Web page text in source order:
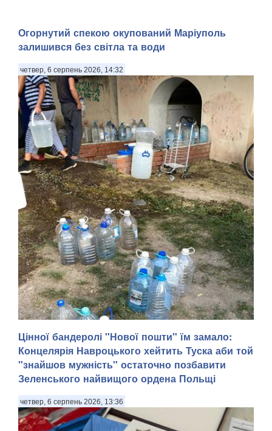
Огорнутий спекою окупований Маріуполь
залишився без світла та води
четвер, 6 серпень 2026, 14:32
Тимчасово захоплений російськими військами Маріуполь
Донецької області після вибухів, що пролунали 5 серпня
та в ніч на 6 серпня, залишився без світла й води,
передають Патріоти України з посиланням на легітимну
Цінної бандеролі "Нової пошти" їм замало:
Концелярія Навроцького хейтить Туска аби той
"знайшов мужність" остаточно позбавити
Зеленського найвищого ордена Польщі
четвер, 6 серпень 2026, 13:36